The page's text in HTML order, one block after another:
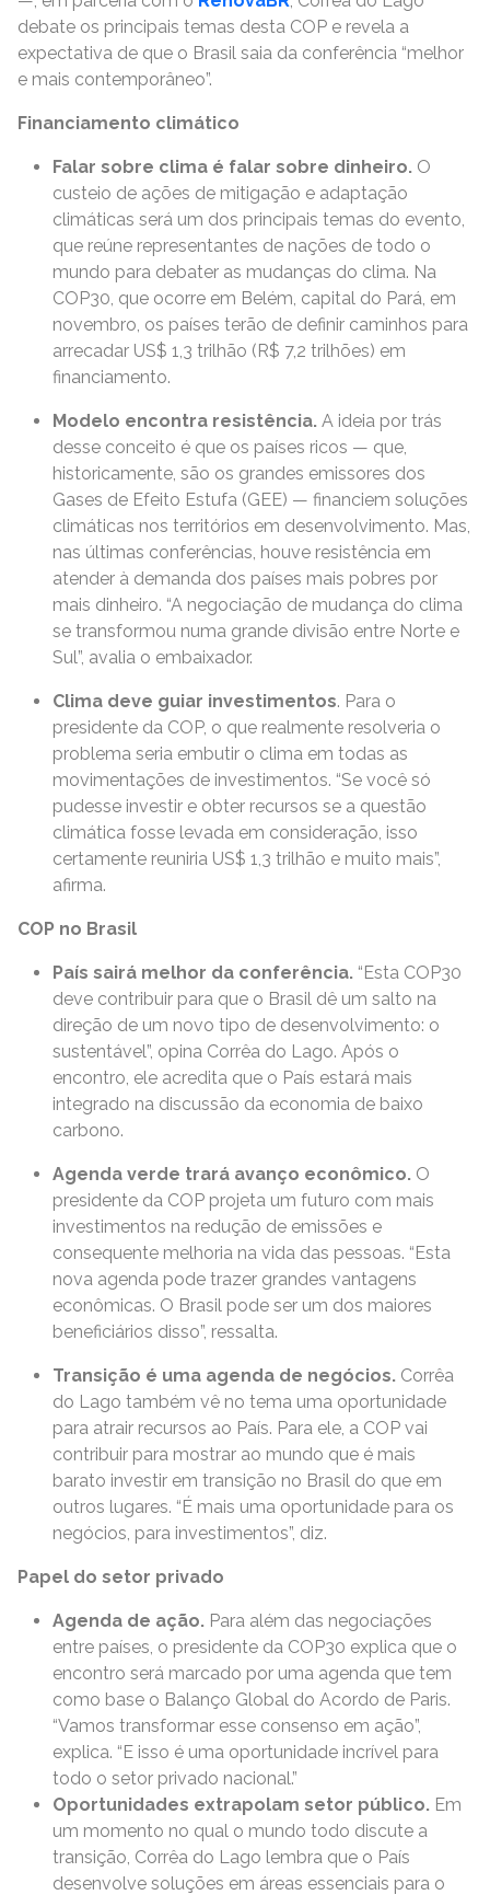
debate os principais temas desta COP e revela a
expectativa de que o Brasil saia da conferência “melhor
e mais contemporâneo”.
Financiamento climático
Falar sobre clima é falar sobre dinheiro. O
custeio de ações de mitigação e adaptação
climáticas será um dos principais temas do evento,
que reúne representantes de nações de todo o
mundo para debater as mudanças do clima. Na
COP30, que ocorre em Belém, capital do Pará, em
novembro, os países terão de definir caminhos para
arrecadar US$ 1,3 trilhão (R$ 7,2 trilhões) em
financiamento.
Modelo encontra resistência. A ideia por trás
desse conceito é que os países ricos — que,
historicamente, são os grandes emissores dos
Gases de Efeito Estufa (GEE) — financiem soluções
climáticas nos territórios em desenvolvimento. Mas,
nas últimas conferências, houve resistência em
atender à demanda dos países mais pobres por
mais dinheiro. “A negociação de mudança do clima
se transformou numa grande divisão entre Norte e
Sul”, avalia o embaixador.
Clima deve guiar investimentos. Para o
presidente da COP, o que realmente resolveria o
problema seria embutir o clima em todas as
movimentações de investimentos. “Se você só
pudesse investir e obter recursos se a questão
climática fosse levada em consideração, isso
certamente reuniria US$ 1,3 trilhão e muito mais”,
afirma.
COP no Brasil
País sairá melhor da conferência. “Esta COP30
deve contribuir para que o Brasil dê um salto na
direção de um novo tipo de desenvolvimento: o
sustentável”, opina Corrêa do Lago. Após o
encontro, ele acredita que o País estará mais
integrado na discussão da economia de baixo
carbono.
Agenda verde trará avanço econômico. O
presidente da COP projeta um futuro com mais
investimentos na redução de emissões e
consequente melhoria na vida das pessoas. “Esta
nova agenda pode trazer grandes vantagens
econômicas. O Brasil pode ser um dos maiores
beneficiários disso”, ressalta.
Transição é uma agenda de negócios. Corrêa
do Lago também vê no tema uma oportunidade
para atrair recursos ao País. Para ele, a COP vai
contribuir para mostrar ao mundo que é mais
barato investir em transição no Brasil do que em
outros lugares. “É mais uma oportunidade para os
negócios, para investimentos”, diz.
Papel do setor privado
Agenda de ação. Para além das negociações
entre países, o presidente da COP30 explica que o
encontro será marcado por uma agenda que tem
como base o Balanço Global do Acordo de Paris.
“Vamos transformar esse consenso em ação”,
explica. “E isso é uma oportunidade incrível para
todo o setor privado nacional.”
Oportunidades extrapolam setor público. Em
um momento no qual o mundo todo discute a
transição, Corrêa do Lago lembra que o País
desenvolve soluções em áreas essenciais para o